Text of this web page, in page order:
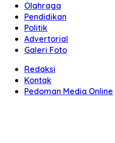
Olahraga
Pendidikan
Politik
Advertorial
Galeri Foto
Redaksi
Kontak
Pedoman Media Online